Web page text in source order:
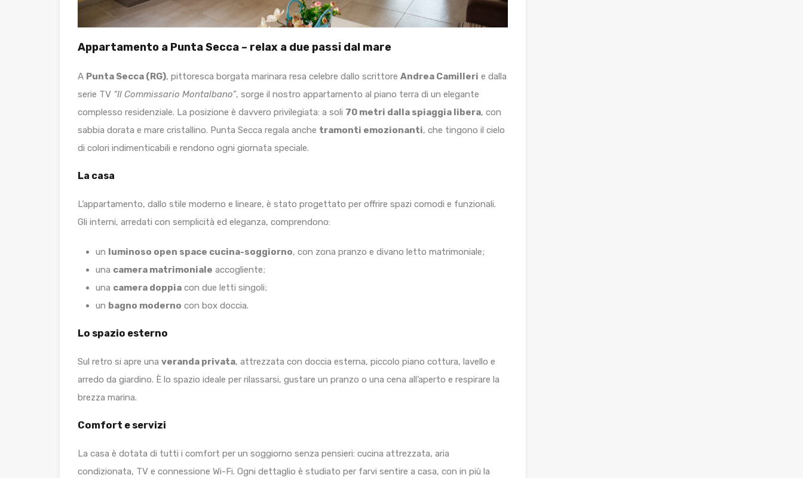
Appartamento a Punta Secca – relax a due passi dal mare
A Punta Secca (RG), pittoresca borgata marinara resa celebre dallo scrittore Andrea Camilleri e dalla
serie TV “Il Commissario Montalbano”, sorge il nostro appartamento al piano terra di un elegante
complesso residenziale. La posizione è davvero privilegiata: a soli 70 metri dalla spiaggia libera, con
sabbia dorata e mare cristallino. Punta Secca regala anche tramonti emozionanti, che tingono il cielo
di colori indimenticabili e rendono ogni giornata speciale.
La casa
L’appartamento, dallo stile moderno e lineare, è stato progettato per offrire spazi comodi e funzionali.
Gli interni, arredati con semplicità ed eleganza, comprendono:
un luminoso open space cucina-soggiorno, con zona pranzo e divano letto matrimoniale;
una camera matrimoniale accogliente;
una camera doppia con due letti singoli;
un bagno moderno con box doccia.
Lo spazio esterno
Sul retro si apre una veranda privata, attrezzata con doccia esterna, piccolo piano cottura, lavello e
arredo da giardino. È lo spazio ideale per rilassarsi, gustare un pranzo o una cena all’aperto e respirare la
brezza marina.
Comfort e servizi
La casa è dotata di tutti i comfort per un soggiorno senza pensieri: cucina attrezzata, aria
condizionata, TV e connessione Wi-Fi. Ogni dettaglio è studiato per farvi sentire a casa, con in più la